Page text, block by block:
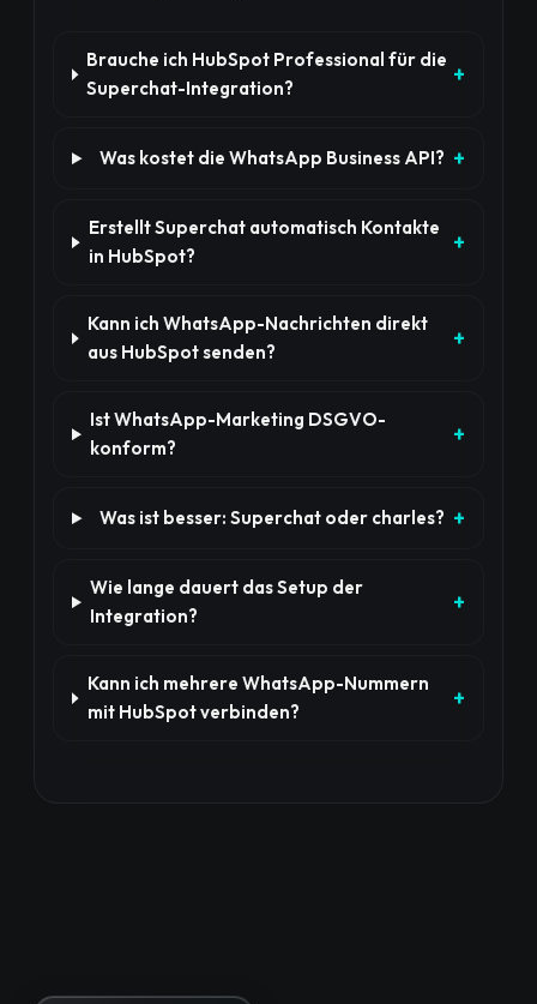
Brauche ich HubSpot Professional für die
Superchat-Integration?
Was kostet die WhatsApp Business API?
Erstellt Superchat automatisch Kontakte
in HubSpot?
Kann ich WhatsApp-Nachrichten direkt
aus HubSpot senden?
Ist WhatsApp-Marketing DSGVO-
konform?
Was ist besser: Superchat oder charles?
Wie lange dauert das Setup der
Integration?
Kann ich mehrere WhatsApp-Nummern
mit HubSpot verbinden?